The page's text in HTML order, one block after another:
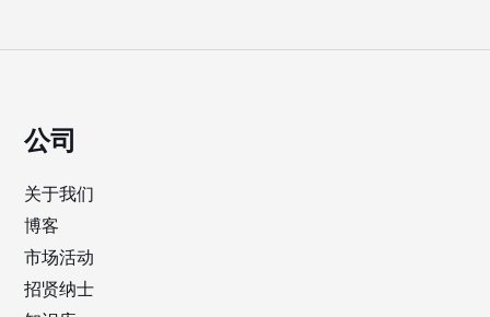
公司
关于我们
博客
市场活动
招贤纳士